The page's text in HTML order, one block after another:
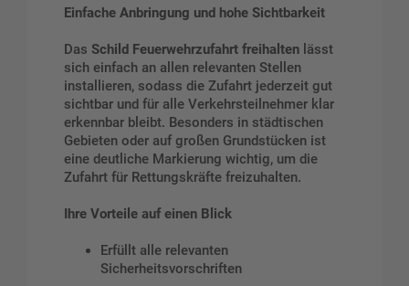
Einfache Anbringung und hohe Sichtbarkeit
Das Schild Feuerwehrzufahrt freihalten lässt
sich einfach an allen relevanten Stellen
installieren, sodass die Zufahrt jederzeit gut
sichtbar und für alle Verkehrsteilnehmer klar
erkennbar bleibt. Besonders in städtischen
Gebieten oder auf großen Grundstücken ist
eine deutliche Markierung wichtig, um die
Zufahrt für Rettungskräfte freizuhalten.
Ihre Vorteile auf einen Blick
Erfüllt alle relevanten
Sicherheitsvorschriften